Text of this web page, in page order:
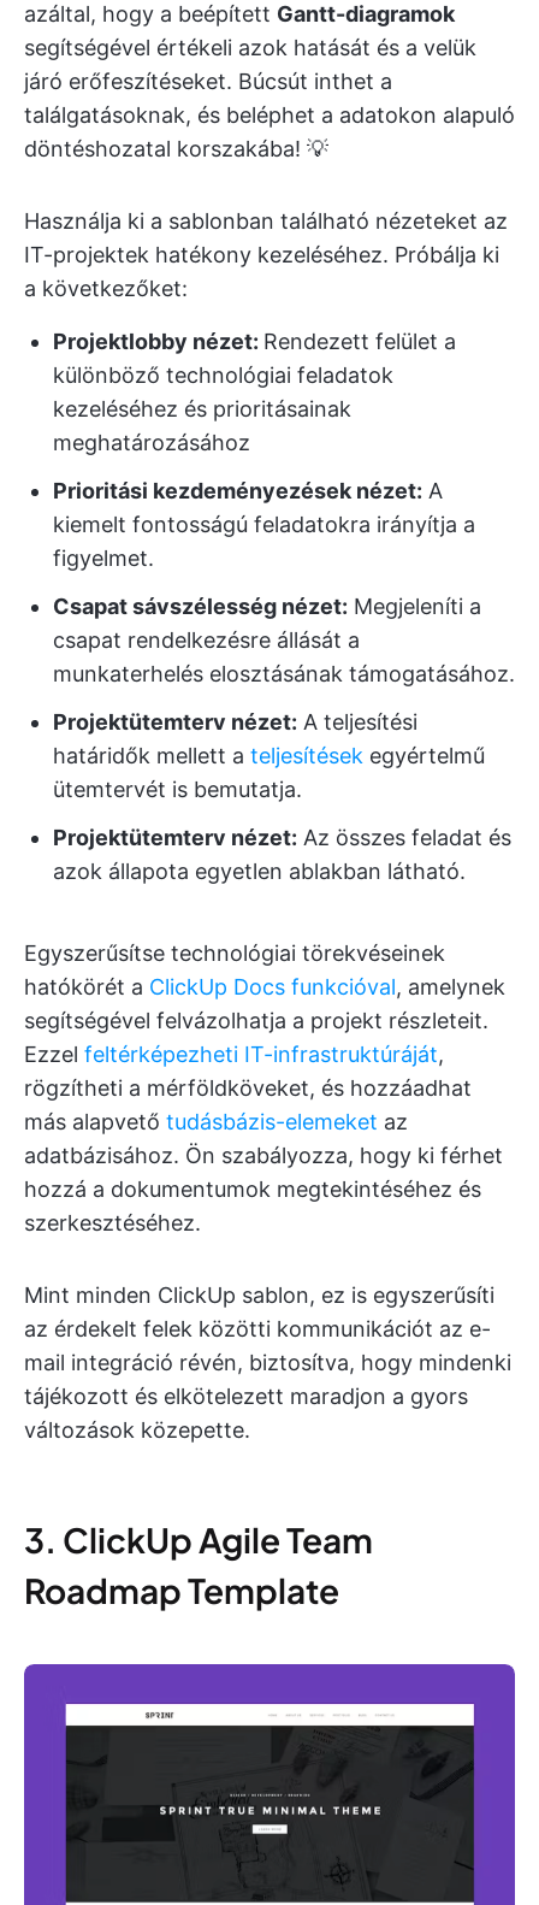
azáltal, hogy a beépített Gantt-diagramok
segítségével értékeli azok hatását és a velük
járó erőfeszítéseket. Búcsút inthet a
találgatásoknak, és beléphet a adatokon alapuló
döntéshozatal korszakába! 💡
Használja ki a sablonban található nézeteket az
IT-projektek hatékony kezeléséhez. Próbálja ki
a következőket:
Projektlobby nézet: Rendezett felület a
különböző technológiai feladatok
kezeléséhez és prioritásainak
meghatározásához
Prioritási kezdeményezések nézet: A
kiemelt fontosságú feladatokra irányítja a
figyelmet.
Csapat sávszélesség nézet: Megjeleníti a
csapat rendelkezésre állását a
munkaterhelés elosztásának támogatásához.
Projektütemterv nézet: A teljesítési
határidők mellett a teljesítések egyértelmű
ütemtervét is bemutatja.
Projektütemterv nézet: Az összes feladat és
azok állapota egyetlen ablakban látható.
Egyszerűsítse technológiai törekvéseinek
hatókörét a ClickUp Docs funkcióval, amelynek
segítségével felvázolhatja a projekt részleteit.
Ezzel feltérképezheti IT-infrastruktúráját,
rögzítheti a mérföldköveket, és hozzáadhat
más alapvető tudásbázis-elemeket az
adatbázisához. Ön szabályozza, hogy ki férhet
hozzá a dokumentumok megtekintéséhez és
szerkesztéséhez.
Mint minden ClickUp sablon, ez is egyszerűsíti
az érdekelt felek közötti kommunikációt az e-
mail integráció révén, biztosítva, hogy mindenki
tájékozott és elkötelezett maradjon a gyors
változások közepette.
3. ClickUp Agile Team
Roadmap Template